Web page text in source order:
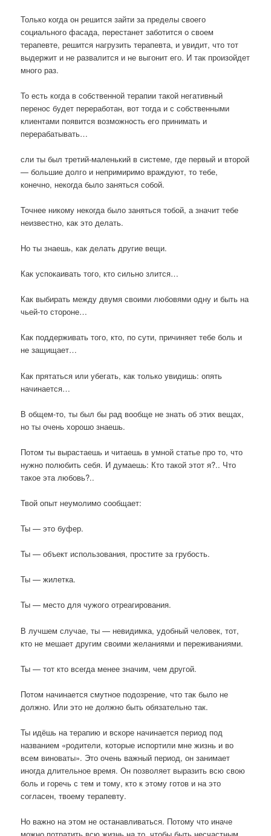
Только когда он решится зайти за пределы своего
социального фасада, перестанет заботится о своем
терапевте, решится нагрузить терапевта, и увидит, что тот
выдержит и не развалится и не выгонит его. И так произойдет
много раз.
То есть когда в собственной терапии такой негативный
перенос будет переработан, вот тогда и с собственными
клиентами появится возможность его принимать и
перерабатывать…
сли ты был третий-маленький в системе, где первый и второй
— большие долго и непримиримо враждуют, то тебе,
конечно, некогда было заняться собой.
Точнее никому некогда было заняться тобой, а значит тебе
неизвестно, как это делать.
Но ты знаешь, как делать другие вещи.
Как успокаивать того, кто сильно злится…
Как выбирать между двумя своими любовями одну и быть на
чьей-то стороне…
Как поддерживать того, кто, по сути, причиняет тебе боль и
не защищает…
Как прятаться или убегать, как только увидишь: опять
начинается…
В общем-то, ты был бы рад вообще не знать об этих вещах,
но ты очень хорошо знаешь.
Потом ты вырастаешь и читаешь в умной статье про то, что
нужно полюбить себя. И думаешь: Кто такой этот я?.. Что
такое эта любовь?..
Твой опыт неумолимо сообщает:
Ты — это буфер.
Ты — объект использования, простите за грубость.
Ты — жилетка.
Ты — место для чужого отреагирования.
В лучшем случае, ты — невидимка, удобный человек, тот,
кто не мешает другим своими желаниями и переживаниями.
Ты — тот кто всегда менее значим, чем другой.
Потом начинается смутное подозрение, что так было не
должно. Или это не должно быть обязательно так.
Ты идёшь на терапию и вскоре начинается период под
названием «родители, которые испортили мне жизнь и во
всем виноваты». Это очень важный период, он занимает
иногда длительное время. Он позволяет выразить всю свою
боль и горечь с тем и тому, кто к этому готов и на это
согласен, твоему терапевту.
Но важно на этом не останавливаться. Потому что иначе